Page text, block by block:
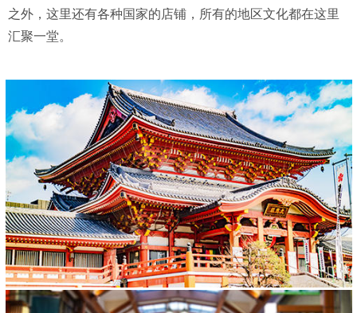
之外，这里还有各种国家的店铺，所有的地区文化都在这里
汇聚一堂。